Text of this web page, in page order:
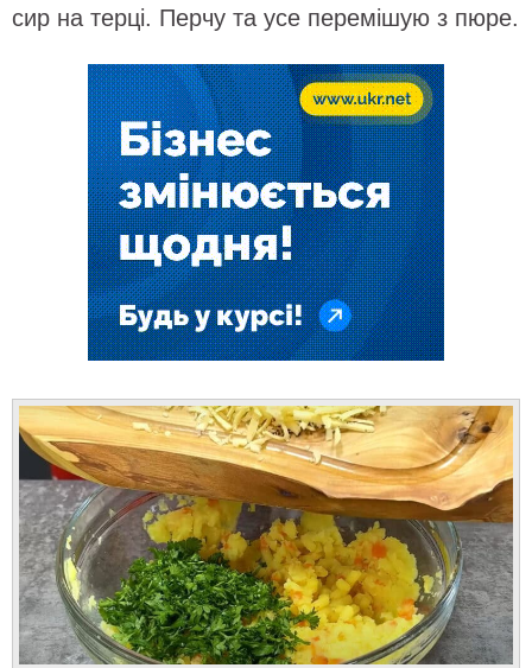
сир на терці. Перчу та усе перемішую з пюре.